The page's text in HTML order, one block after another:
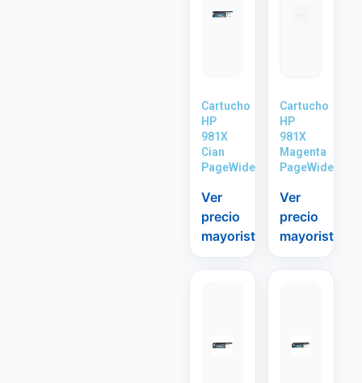
Cartucho
HP
981X
Cian
PageWide
Ver
precio
mayorista
Cartucho
HP
981X
Magenta
PageWide
Ver
precio
mayorista